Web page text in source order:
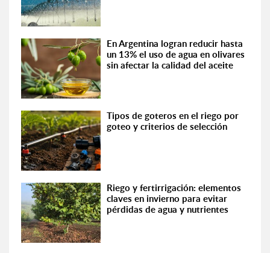
En Argentina logran reducir hasta
un 13% el uso de agua en olivares
sin afectar la calidad del aceite
Tipos de goteros en el riego por
goteo y criterios de selección
Riego y fertirrigación: elementos
claves en invierno para evitar
pérdidas de agua y nutrientes